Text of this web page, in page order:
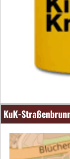
KuK-